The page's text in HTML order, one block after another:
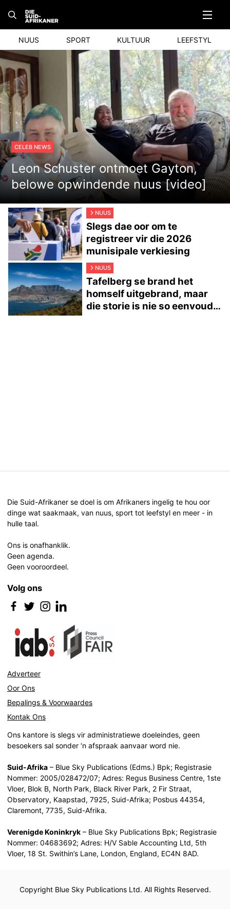
content
NUUS SPORT KULTUUR LEEFSTYL
CELEB NEWS
Leon Schuster ontmoet Gayton,
belowe opwindende nuus [video]
NUUS
Slegs dae oor om te
registreer vir die 2026
munisipale verkiesing
NUUS
Tafelberg se brand het
homself uitgebrand, maar
die storie is nie so eenvoudig
Die Suid-Afrikaner se doel is om Afrikaners ingelig te hou oor
dinge wat saakmaak, van nuus, sport tot leefstyl en meer - in
hulle taal.
Ons is onafhanklik.
Geen agenda.
Geen vooroordeel.
Volg ons
Adverteer
Oor Ons
Bepalings & Voorwaardes
Kontak Ons
Ons kantore is slegs vir administratiewe doeleindes, geen
besoekers sal sonder ‘n afspraak aanvaar word nie.
Suid-Afrika – Blue Sky Publications (Edms.) Bpk; Registrasie
Nommer: 2005/028472/07; Adres: Regus Business Centre, 1ste
Vloer, Blok B, North Park, Black River Park, 2 Fir Straat,
Observatory, Kaapstad, 7925, Suid-Afrika; Posbus 44354,
Claremont, 7735, Suid-Afrika.
Verenigde Koninkryk – Blue Sky Publications Bpk; Registrasie
Nommer: 04683692; Adres: H/V Sable Accounting Ltd, 5th
Vloer, 18 St. Swithin’s Lane, London, England, EC4N 8AD.
Copyright Blue Sky Publications Ltd. All Rights Reserved.